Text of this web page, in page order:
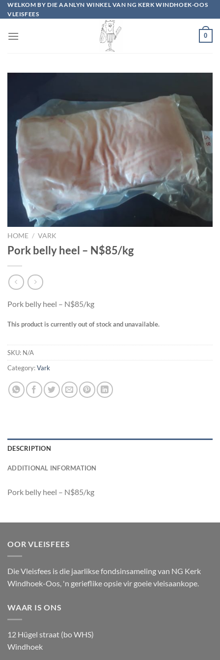
Skip
to
WELKOM BY DIE AANLYN WINKEL VAN NG KERK WINDHOEK-OOS
VLEISFEES
0
HOME / VARK
Pork belly heel – N$85/kg
Pork belly heel – N$85/kg
This product is currently out of stock and unavailable.
SKU: N/A
Category:Vark
DESCRIPTION
ADDITIONAL INFORMATION
Pork belly heel – N$85/kg
OOR VLEISFEES
Die Vleisfees is die jaarlikse fondsinsameling van NG Kerk
Windhoek-Oos, 'n gerieflike opsie vir goeie vleisaankope.
WAAR IS ONS
12 Hügel straat (bo WHS)
Windhoek